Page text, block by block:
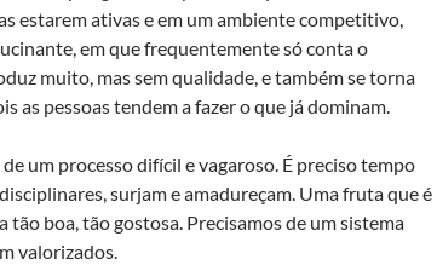
estarem ativas e em um ambiente competitivo,
em que frequentemente só conta o
muito, mas sem qualidade, e também se torna
as pessoas tendem a fazer o que já dominam.
um processo difícil e vagaroso. É preciso tempo
surjam e amadureçam. Uma fruta que é
boa, tão gostosa. Precisamos de um sistema
valorizados.